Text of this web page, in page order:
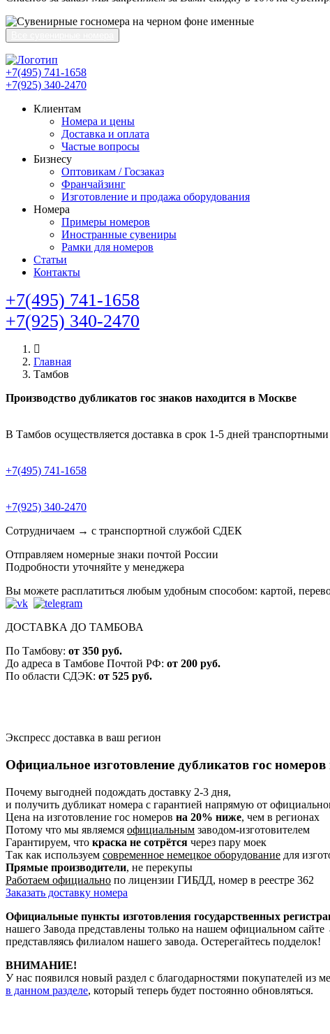
+7(495) 741-1658
+7(925) 340-2470
Клиентам
Номера и цены
Доставка и оплата
Частые вопросы
Бизнесу
Оптовикам / Госзаказ
Франчайзинг
Изготовление и продажа оборудования
Номера
Примеры номеров
Иностранные сувениры
Рамки для номеров
Статьи
Контакты
+7(495) 741-1658
+7(925) 340-2470
Главная
Тамбов
Производство дубликатов гос знаков находится в Москве
В Тамбов осуществляется доставка в срок 1-5 дней
+7(495) 741-1658
+7(925) 340-2470
Сотрудничаем → с транспортной службой СДЕК
Отправляем номерные знаки почтой России
Подробности уточняйте у менеджера
Вы можете расплатиться любым удобным способом: картой,
ДОСТАВКА ДО ТАМБОВА
По Тамбову: от 350 руб.
До адреса в Тамбове Почтой РФ: от 200 руб.
По области СДЭК: от 525 руб.
Экспресс доставка в ваш регион
Официальное изготовление дубликатов гос
Почему выгодней подождать доставку 2-3 дня,
и получить дубликат номера с гарантией напрямую от
Цена на изготовление гос номеров на 20% ниже, чем в регионах
Потому что мы являемся официальным заводом-изготовителем
Гарантируем, что краска не сотрётся через пару моек
Так как используем современное немецкое оборудование для
Прямые производители, не перекупы
Работаем официально по лицензии ГИБДД, номер в реестре 362
Заказать доставку номера
Официальные пункты изготовления государственных
нашего Завода представлены только на нашем официальном сайте
представляясь филиалом нашего завода. Остерегайтесь подделок!
ВНИМАНИЕ!
У нас появился новый раздел с благодарностями покупателей из
в данном разделе, который теперь будет постоянно обновляться.